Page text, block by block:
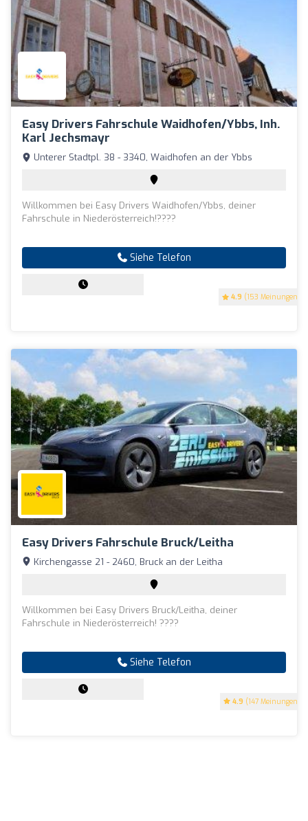
Easy Drivers Fahrschule Waidhofen/Ybbs, Inh.
Karl Jechsmayr
4.9 (153 Meinungen)
Unterer Stadtpl. 38 - 3340, Waidhofen an der Ybbs
Willkommen bei Easy Drivers Waidhofen/Ybbs, deiner
Fahrschule in Niederösterreich!????
Siehe Telefon
Easy Drivers Fahrschule Bruck/Leitha
4.9 (147 Meinungen)
Kirchengasse 21 - 2460, Bruck an der Leitha
Willkommen bei Easy Drivers Bruck/Leitha, deiner
Fahrschule in Niederösterreich! ????
Siehe Telefon